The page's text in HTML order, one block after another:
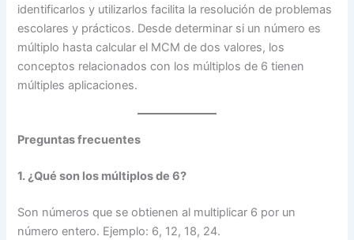
identificarlos y utilizarlos facilita la resolución de problemas
escolares y prácticos. Desde determinar si un número es
múltiplo hasta calcular el MCM de dos valores, los
conceptos relacionados con los múltiplos de 6 tienen
múltiples aplicaciones.
Preguntas frecuentes
1. ¿Qué son los múltiplos de 6?
Son números que se obtienen al multiplicar 6 por un
número entero. Ejemplo: 6, 12, 18, 24.